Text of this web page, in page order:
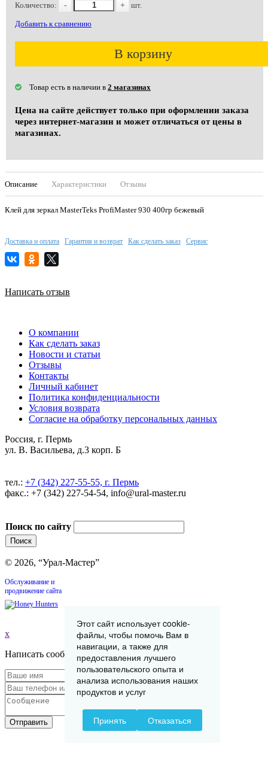
Количество: - + шт.
Добавить к сравнению
В корзину
Товар есть в наличии в 2 магазинах
Цена на сайте действует только при оформлении заказа
через интернет-магазин и может отличаться от цены в
магазинах.
Описание Характеристики Отзывы
Клей для зеркал MasterTeks ProfiMaster 930 400гр бежевый
Доставка и оплата Гарантия и возврат Как сделать заказ Сервис
Написать отзыв
О компании
Как сделать заказ
Новости и статьи
Отзывы
Контакты
Личный кабинет
Политика конфиденциальности
Условия возврата
Согласие на обработку персональных данных
Россия, г. Пермь
ул. В. Васильева, д.3 корп. Б
тел.: +7 (342) 227-55-55, г. Пермь
факс.: +7 (342) 227-54-54, info@ural-master.ru
Поиск по сайту
© 2026, “Урал-Мастер”
Обслуживание и
продвижение сайта
x
Написать сообщение
Отправить
Этот сайт использует cookie-
файлы, чтобы помочь Вам в
навигации, а также для
предоставления лучшего
пользовательского опыта и
анализа использования наших
продуктов и услуг
Принять Отказаться